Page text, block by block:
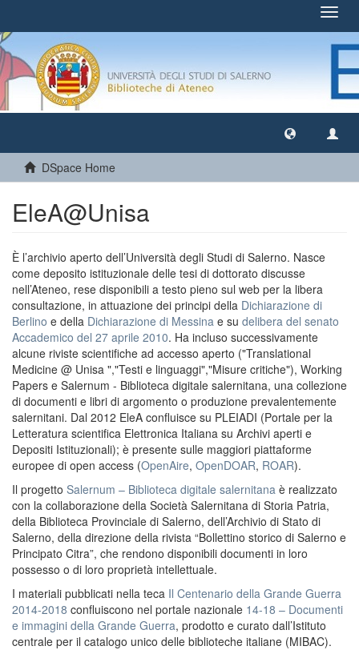
DSpace Home
EleA@Unisa
È l’archivio aperto dell’Università degli Studi di Salerno. Nasce
come deposito istituzionale delle tesi di dottorato discusse
nell’Ateneo, rese disponibili a testo pieno sul web per la libera
consultazione, in attuazione dei principi della Dichiarazione di
Berlino e della Dichiarazione di Messina e su delibera del senato
Accademico del 27 aprile 2010. Ha incluso successivamente
alcune riviste scientifiche ad accesso aperto ("Translational
Medicine @ Unisa ","Testi e linguaggi","Misure critiche"), Working
Papers e Salernum - Biblioteca digitale salernitana, una collezione
di documenti e libri di argomento o produzione prevalentemente
salernitani. Dal 2012 EleA confluisce su PLEIADI (Portale per la
Letteratura scientifica Elettronica Italiana su Archivi aperti e
Depositi Istituzionali); è presente sulle maggiori piattaforme
europee di open access (OpenAire, OpenDOAR, ROAR).
Il progetto Salernum – Biblioteca digitale salernitana è realizzato
con la collaborazione della Società Salernitana di Storia Patria,
della Biblioteca Provinciale di Salerno, dell’Archivio di Stato di
Salerno, della direzione della rivista “Bollettino storico di Salerno e
Principato Citra”, che rendono disponibili documenti in loro
possesso o di loro proprietà intellettuale.
I materiali pubblicati nella teca Il Centenario della Grande Guerra
2014-2018 confluiscono nel portale nazionale 14-18 – Documenti
e immagini della Grande Guerra, prodotto e curato dall’Istituto
centrale per il catalogo unico delle biblioteche italiane (MIBAC).